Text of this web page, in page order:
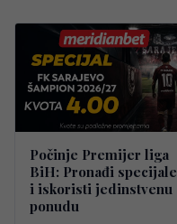
Počinje Premijer liga
BiH: Pronađi specijale
i iskoristi jedinstvenu
ponudu